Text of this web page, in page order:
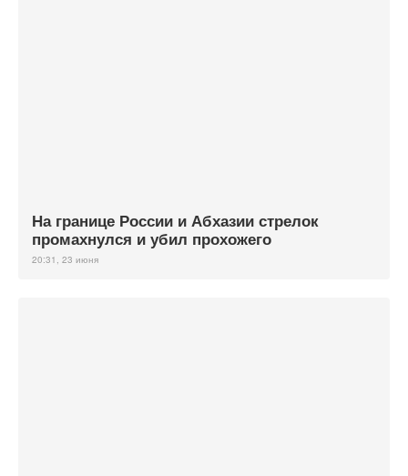
На границе России и Абхазии стрелок
промахнулся и убил прохожего
20:31, 23 июня